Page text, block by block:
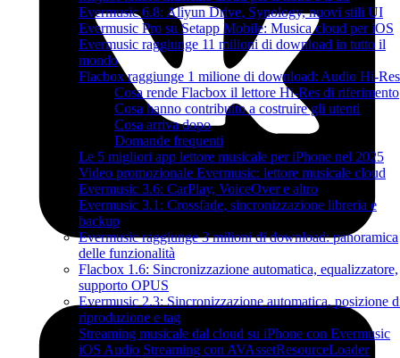
Evermusic 6.8: Aliyun Drive, Synology, nuovi stili UI
Evermusic Pro su Setapp Mobile: Musica cloud per iOS
Evermusic raggiunge 11 milioni di download in tutto il
mondo
Flacbox raggiunge 1 milione di download: Audio Hi-Res
Cosa rende Flacbox il lettore Hi-Res di riferimento
Cosa hanno contribuito a costruire gli utenti
Cosa arriva dopo
Domande frequenti
Le 5 migliori app lettore musicale per iPhone nel 2025
Video promozionale Evermusic: lettore musicale cloud
Evermusic 3.6: CarPlay, VoiceOver e altro
Evermusic 3.1: Crossfade, sincronizzazione libreria e
backup
Evermusic raggiunge 3 milioni di download: panoramica
delle funzionalità
Flacbox 1.6: Sincronizzazione automatica, equalizzatore,
supporto OPUS
Evermusic 2.3: Sincronizzazione automatica, posizione
riproduzione e tag
Streaming musicale dal cloud su iPhone con Evermusic
iOS Audio Streaming con AVAssetResourceLoader